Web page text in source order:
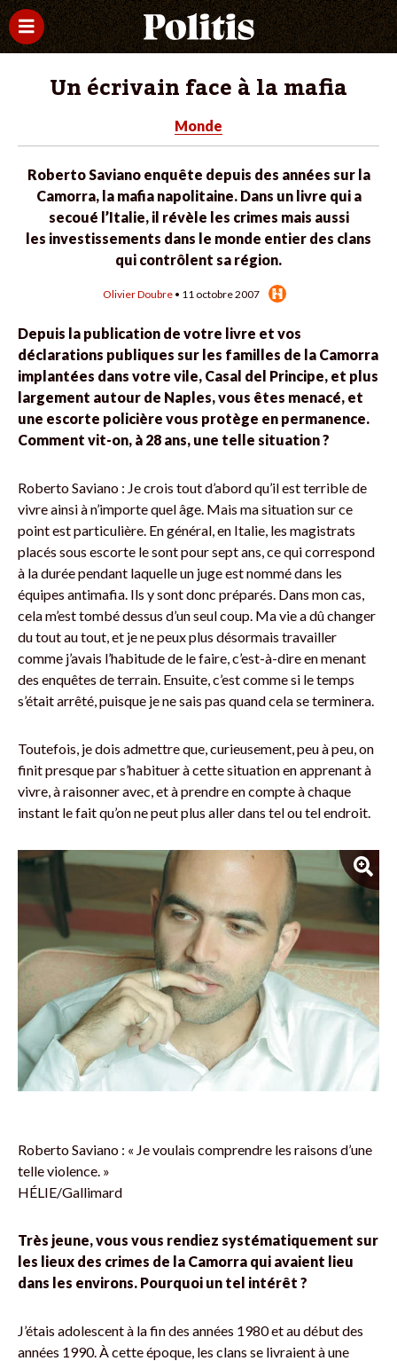
Un écrivain face à la mafia
Monde
Roberto Saviano enquête depuis des années sur la
Camorra, la mafia napolitaine. Dans un livre qui a
secoué l’Italie, il révèle les crimes mais aussi
les investissements dans le monde entier des clans
qui contrôlent sa région.
Olivier Doubre • 11 octobre 2007
Depuis la publication de votre livre et vos
déclarations publiques sur les familles de la Camorra
implantées dans votre vile, Casal del Principe, et plus
largement autour de Naples, vous êtes menacé, et
une escorte policière vous protège en permanence.
Comment vit-on, à 28 ans, une telle situation ?
Roberto Saviano : Je crois tout d’abord qu’il est terrible de
vivre ainsi à n’importe quel âge. Mais ma situation sur ce
point est particulière. En général, en Italie, les magistrats
placés sous escorte le sont pour sept ans, ce qui correspond
à la durée pendant laquelle un juge est nommé dans les
équipes antimafia. Ils y sont donc préparés. Dans mon cas,
cela m’est tombé dessus d’un seul coup. Ma vie a dû changer
du tout au tout, et je ne peux plus désormais travailler
comme j’avais l’habitude de le faire, c’est-à-dire en menant
des enquêtes de terrain. Ensuite, c’est comme si le temps
s’était arrêté, puisque je ne sais pas quand cela se terminera.
Toutefois, je dois admettre que, curieusement, peu à peu, on
finit presque par s’habituer à cette situation en apprenant à
vivre, à raisonner avec, et à prendre en compte à chaque
instant le fait qu’on ne peut plus aller dans tel ou tel endroit.
Roberto Saviano : « Je voulais comprendre les raisons d’une
telle violence. »
HÉLIE/Gallimard
Très jeune, vous vous rendiez systématiquement sur
les lieux des crimes de la Camorra qui avaient lieu
dans les environs. Pourquoi un tel intérêt ?
J’étais adolescent à la fin des années 1980 et au début des
années 1990. À cette époque, les clans se livraient à une